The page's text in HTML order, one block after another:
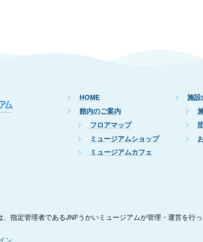
HOME
館内のご案内
フロアマップ
ミュージアムショップ
ミュージアムカフェ
施設
指定管理者であるJNFうかいミュージアムが管理・運営を行っ
ン